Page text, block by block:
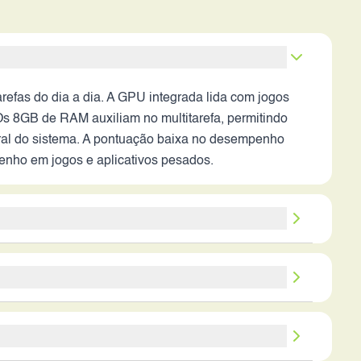
do dia a dia. A GPU integrada lida com jogos
8GB de RAM auxiliam no multitarefa, permitindo
do sistema. A pontuação baixa no desempenho
em jogos e aplicativos pesados.
óptica pode resultar em fotos e vídeos
e videochamadas, porém a qualidade final
de carregamento rápido é um ponto de atenção.